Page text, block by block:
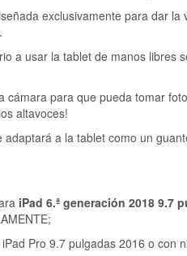
exclusivamente para dar
a usar la tablet de manos libres
cámara para que pueda tomar
altavoces!
a la tablet como un
iPad 6.ª generación 2018 9.7
Pro 9.7 pulgadas 2016 o con